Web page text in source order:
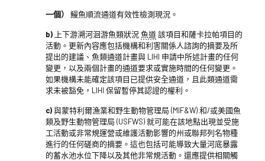
一個） 鰻魚順流通道有效性檢測現況。
b)上下游溯河洄游魚類狀況魚道該項目和薩卡拉帕項目的
活動。更新內容應包括機構和利害關係人諮詢的摘要及所
提出的建議、魚類通道計畫與 LIHI 申請中所述計畫的任何
變更，以及兩個計畫的通道要求或實施時間的任何變更。
如果機構未能確定該項目已提供安全通道，且此類通道需
求未被豁免，LIHI 保留暫停其認證的權利。
c)與蒙特利爾漁業和野生動物管理局 (MIF&W) 和/或美國魚
類及野生動物管理局 (USFWS) 就可能在該地點出現並受施
工活動或非常規運營或維護活動影響的州或聯邦列名物種
進行的任何磋商的摘要。這也包括可能導致大量河底暴露
的蓄水池水位下降以及其他非常規活動。還應提供相關觸